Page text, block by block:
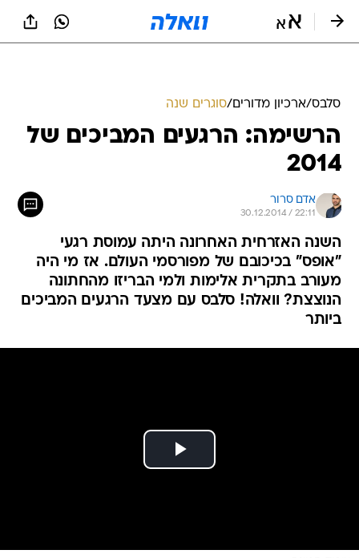
הרשימה: הרגעים המביכים של
2014
אדם סרור
30.12.2014 / 22:11
השנה האזרחית האחרונה היתה עמוסת רגעי
"אופס" בכיכובם של מפורסמי העולם. אז מי היה
מעורב בתקרית אלימות ולמי הבריזו מהחתונה
הנוצצת? וואלה! סלבס עם מצעד הרגעים המביכים
ביותר
רגע לפני ש-2104 אומרת לכם ביוש, זה הזמן להיזכר